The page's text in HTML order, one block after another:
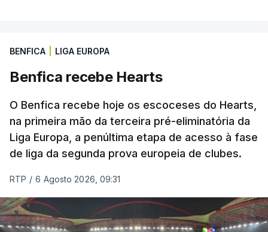
BENFICA LIGA EUROPA
Benfica recebe Hearts
O Benfica recebe hoje os escoceses do Hearts,
na primeira mão da terceira pré-eliminatória da
Liga Europa, a penúltima etapa de acesso à fase
de liga da segunda prova europeia de clubes.
RTP / 6 Agosto 2026, 09:31